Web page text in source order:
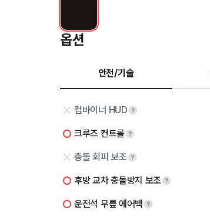
옵션
안전/기술
컴바이너 HUD
크루즈 컨트롤
충돌 회피 보조
후방 교차 충돌방지 보조
운전석 무릎 에어백